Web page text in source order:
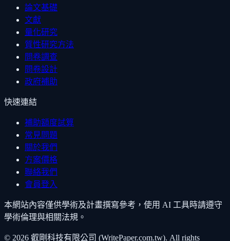
論文基礎
文獻
量化研究
質性研究方法
問卷調查
問卷設計
政府補助
快速連結
補助額度試算
常見問題
關於我們
方案價格
聯絡我們
會員登入
本網站內容僅供學術及計畫撰寫參考，使用 AI 工具時請遵守
學術倫理與相關法規。
© 2026 叡剛科技有限公司 (WritePaper.com.tw). All rights